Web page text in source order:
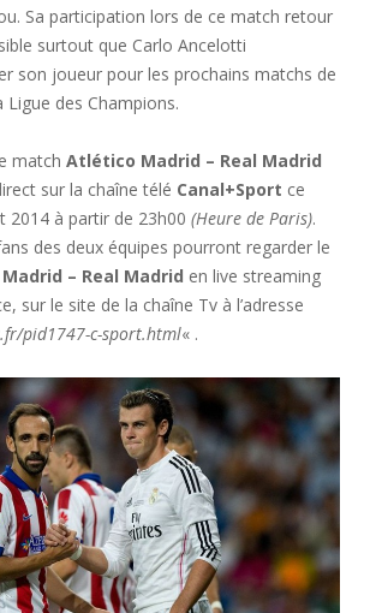
Sa participation lors de ce match retour
surtout que Carlo Ancelotti
son joueur pour les prochains matchs de
des Champions.
match Atlético Madrid – Real Madrid
sur la chaîne télé Canal+Sport ce
2014 à partir de 23h00 (Heure de Paris).
des deux équipes pourront regarder le
– Real Madrid en live streaming
sur le site de la chaîne Tv à l’adresse
pid1747-c-sport.html« .